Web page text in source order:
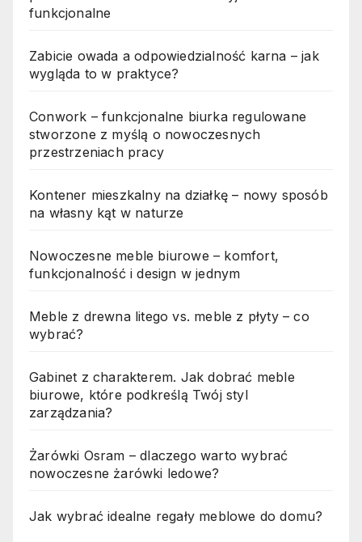
funkcjonalne
Zabicie owada a odpowiedzialność karna – jak
wygląda to w praktyce?
Conwork – funkcjonalne biurka regulowane
stworzone z myślą o nowoczesnych
przestrzeniach pracy
Kontener mieszkalny na działkę – nowy sposób
na własny kąt w naturze
Nowoczesne meble biurowe – komfort,
funkcjonalność i design w jednym
Meble z drewna litego vs. meble z płyty – co
wybrać?
Gabinet z charakterem. Jak dobrać meble
biurowe, które podkreślą Twój styl
zarządzania?
Żarówki Osram – dlaczego warto wybrać
nowoczesne żarówki ledowe?
Jak wybrać idealne regały meblowe do domu?